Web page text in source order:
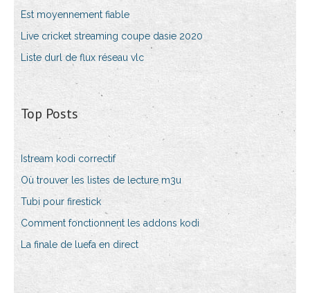
Est moyennement fiable
Live cricket streaming coupe dasie 2020
Liste durl de flux réseau vlc
Top Posts
Istream kodi correctif
Où trouver les listes de lecture m3u
Tubi pour firestick
Comment fonctionnent les addons kodi
La finale de luefa en direct